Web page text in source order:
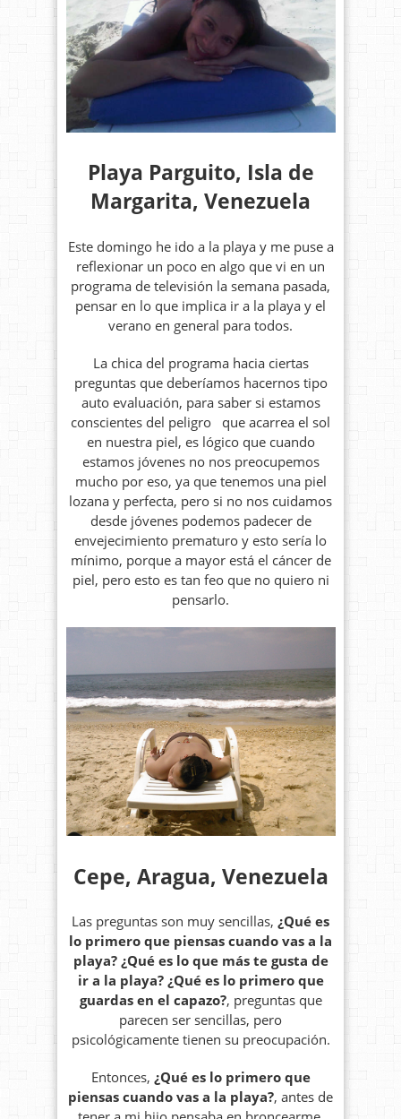
Playa Parguito, Isla de
Margarita, Venezuela
Este domingo he ido a la playa y me puse a
reflexionar un poco en algo que vi en un
programa de televisión la semana pasada,
pensar en lo que implica ir a la playa y el
verano en general para todos.
La chica del programa hacia ciertas
preguntas que deberíamos hacernos tipo
auto evaluación, para saber si estamos
conscientes del peligro que acarrea el sol
en nuestra piel, es lógico que cuando
estamos jóvenes no nos preocupemos
mucho por eso, ya que tenemos una piel
lozana y perfecta, pero si no nos cuidamos
desde jóvenes podemos padecer de
envejecimiento prematuro y esto sería lo
mínimo, porque a mayor está el cáncer de
piel, pero esto es tan feo que no quiero ni
pensarlo.
Cepe, Aragua, Venezuela
Las preguntas son muy sencillas,¿Qué es
lo primero que piensas cuando vas a la
playa? ¿Qué es lo que más te gusta de
ir a la playa? ¿Qué es lo primero que
guardas en el capazo?, preguntas que
parecen ser sencillas, pero
psicológicamente tienen su preocupación.
Entonces, ¿Qué es lo primero que
piensas cuando vas a la playa?, antes de